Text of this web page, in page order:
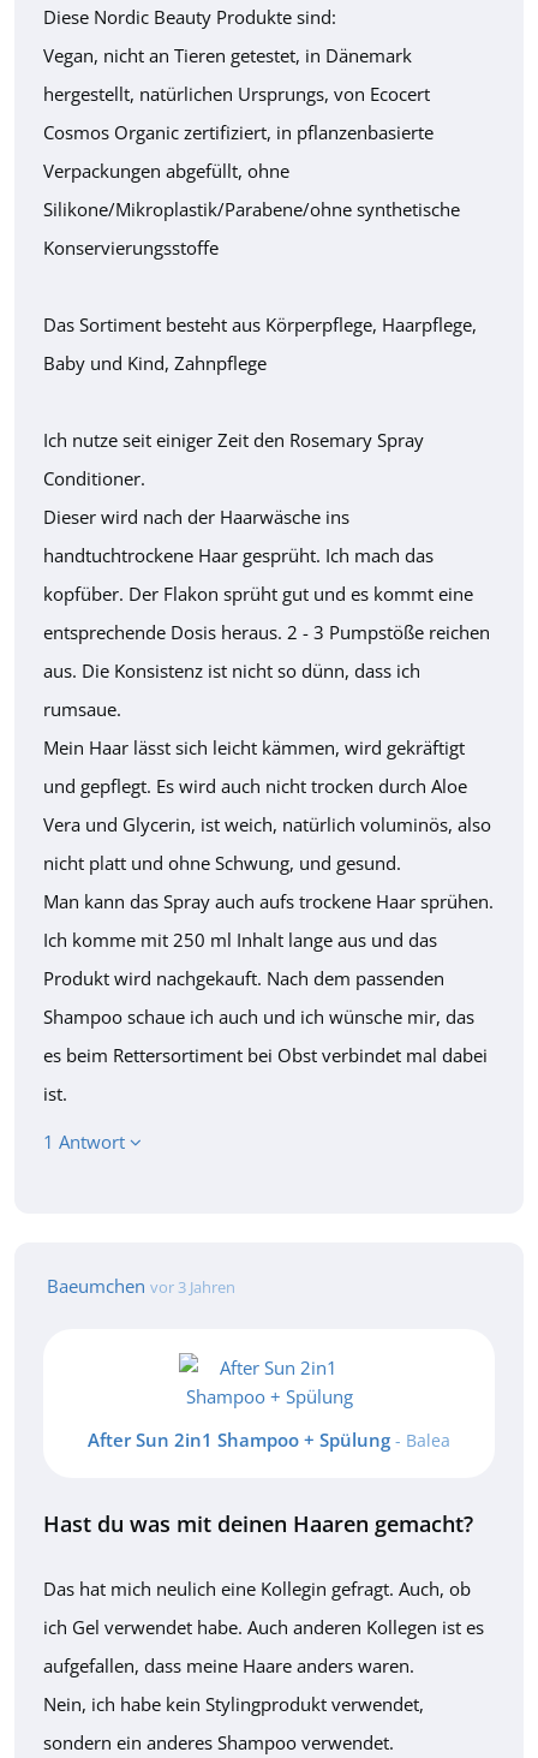
Diese Nordic Beauty Produkte sind:
Vegan, nicht an Tieren getestet, in Dänemark
hergestellt, natürlichen Ursprungs, von Ecocert
Cosmos Organic zertifiziert, in pflanzenbasierte
Verpackungen abgefüllt, ohne
Silikone/Mikroplastik/Parabene/ohne synthetische
Konservierungsstoffe
Das Sortiment besteht aus Körperpflege, Haarpflege,
Baby und Kind, Zahnpflege
Ich nutze seit einiger Zeit den Rosemary Spray
Conditioner.
Dieser wird nach der Haarwäsche ins
handtuchtrockene Haar gesprüht. Ich mach das
kopfüber. Der Flakon sprüht gut und es kommt eine
entsprechende Dosis heraus. 2 - 3 Pumpstöße reichen
aus. Die Konsistenz ist nicht so dünn, dass ich
rumsaue.
Mein Haar lässt sich leicht kämmen, wird gekräftigt
und gepflegt. Es wird auch nicht trocken durch Aloe
Vera und Glycerin, ist weich, natürlich voluminös, also
nicht platt und ohne Schwung, und gesund.
Man kann das Spray auch aufs trockene Haar sprühen.
Ich komme mit 250 ml Inhalt lange aus und das
Produkt wird nachgekauft. Nach dem passenden
Shampoo schaue ich auch und ich wünsche mir, das
es beim Rettersortiment bei Obst verbindet mal dabei
ist.
1 Antwort
Baeumchen vor 3 Jahren
After Sun 2in1 Shampoo + Spülung - Balea
Hast du was mit deinen Haaren gemacht?
Das hat mich neulich eine Kollegin gefragt. Auch, ob
ich Gel verwendet habe. Auch anderen Kollegen ist es
aufgefallen, dass meine Haare anders waren.
Nein, ich habe kein Stylingprodukt verwendet,
sondern ein anderes Shampoo verwendet.